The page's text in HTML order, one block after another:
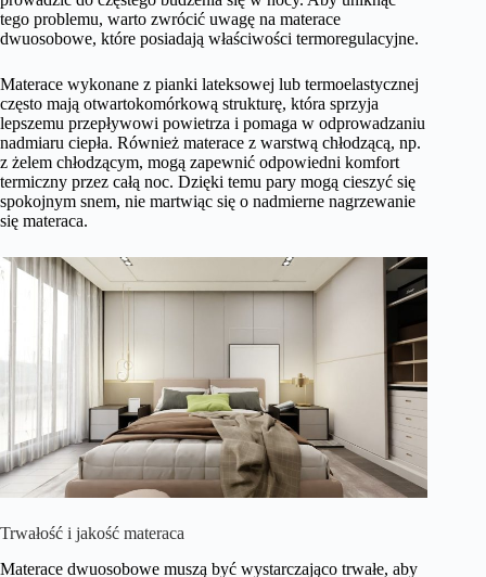
tego problemu, warto zwrócić uwagę na materace
dwuosobowe, które posiadają właściwości termoregulacyjne.
Materace wykonane z pianki lateksowej lub termoelastycznej
często mają otwartokomórkową strukturę, która sprzyja
lepszemu przepływowi powietrza i pomaga w odprowadzaniu
nadmiaru ciepła. Również materace z warstwą chłodzącą, np.
z żelem chłodzącym, mogą zapewnić odpowiedni komfort
termiczny przez całą noc. Dzięki temu pary mogą cieszyć się
spokojnym snem, nie martwiąc się o nadmierne nagrzewanie
się materaca.
Trwałość i jakość materaca
Materace dwuosobowe muszą być wystarczająco trwałe, aby